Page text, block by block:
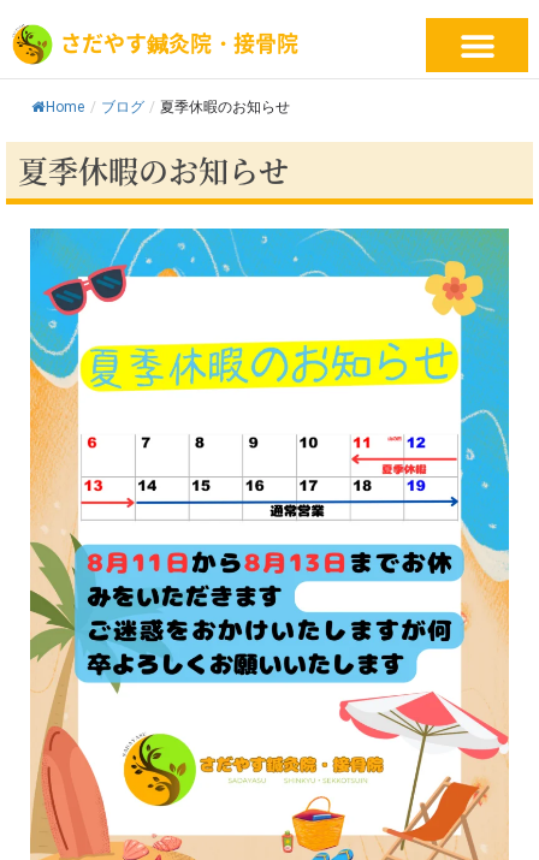
容
ッ
さだやす鍼灸院・接骨院
Home / ブログ / 夏季休暇のお知らせ
夏季休暇のお知らせ